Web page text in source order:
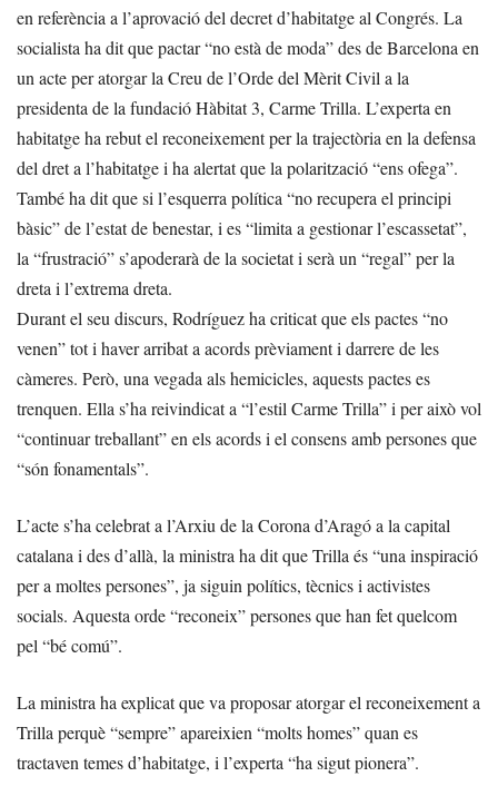
en referència a l’aprovació del decret d’habitatge al Congrés. La
socialista ha dit que pactar “no està de moda” des de Barcelona en
un acte per atorgar la Creu de l’Orde del Mèrit Civil a la
presidenta de la fundació Hàbitat 3, Carme Trilla. L’experta en
habitatge ha rebut el reconeixement per la trajectòria en la defensa
del dret a l’habitatge i ha alertat que la polarització “ens ofega”.
També ha dit que si l’esquerra política “no recupera el principi
bàsic” de l’estat de benestar, i es “limita a gestionar l’escassetat”,
la “frustració” s’apoderarà de la societat i serà un “regal” per la
dreta i l’extrema dreta.
Durant el seu discurs, Rodríguez ha criticat que els pactes “no
venen” tot i haver arribat a acords prèviament i darrere de les
càmeres. Però, una vegada als hemicicles, aquests pactes es
trenquen. Ella s’ha reivindicat a “l’estil Carme Trilla” i per això vol
“continuar treballant” en els acords i el consens amb persones que
“són fonamentals”.
L’acte s’ha celebrat a l’Arxiu de la Corona d’Aragó a la capital
catalana i des d’allà, la ministra ha dit que Trilla és “una inspiració
per a moltes persones”, ja siguin polítics, tècnics i activistes
socials. Aquesta orde “reconeix” persones que han fet quelcom
pel “bé comú”.
La ministra ha explicat que va proposar atorgar el reconeixement a
Trilla perquè “sempre” apareixien “molts homes” quan es
tractaven temes d’habitatge, i l’experta “ha sigut pionera”.